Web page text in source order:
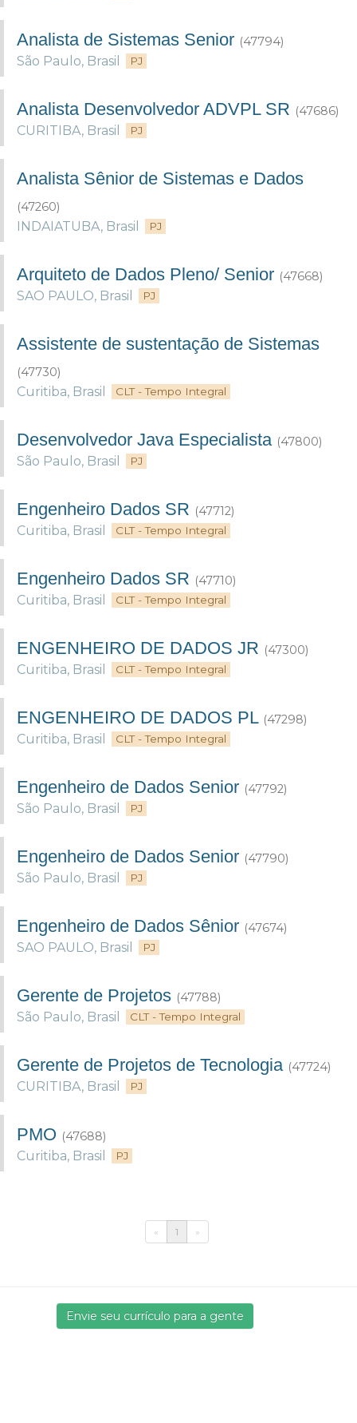
Analista de Sistemas Senior (47794)
São Paulo, Brasil PJ
Analista Desenvolvedor ADVPL SR (47686)
CURITIBA, Brasil PJ
Analista Sênior de Sistemas e Dados
(47260)
INDAIATUBA, Brasil PJ
Arquiteto de Dados Pleno/ Senior (47668)
SAO PAULO, Brasil PJ
Assistente de sustentação de Sistemas
(47730)
Curitiba, Brasil CLT - Tempo Integral
Desenvolvedor Java Especialista (47800)
São Paulo, Brasil PJ
Engenheiro Dados SR (47712)
Curitiba, Brasil CLT - Tempo Integral
Engenheiro Dados SR (47710)
Curitiba, Brasil CLT - Tempo Integral
ENGENHEIRO DE DADOS JR (47300)
Curitiba, Brasil CLT - Tempo Integral
ENGENHEIRO DE DADOS PL (47298)
Curitiba, Brasil CLT - Tempo Integral
Engenheiro de Dados Senior (47792)
São Paulo, Brasil PJ
Engenheiro de Dados Senior (47790)
São Paulo, Brasil PJ
Engenheiro de Dados Sênior (47674)
SAO PAULO, Brasil PJ
Gerente de Projetos (47788)
São Paulo, Brasil CLT - Tempo Integral
Gerente de Projetos de Tecnologia (47724)
CURITIBA, Brasil PJ
PMO (47688)
Curitiba, Brasil PJ
« 1 »
Envie seu currículo para a gente